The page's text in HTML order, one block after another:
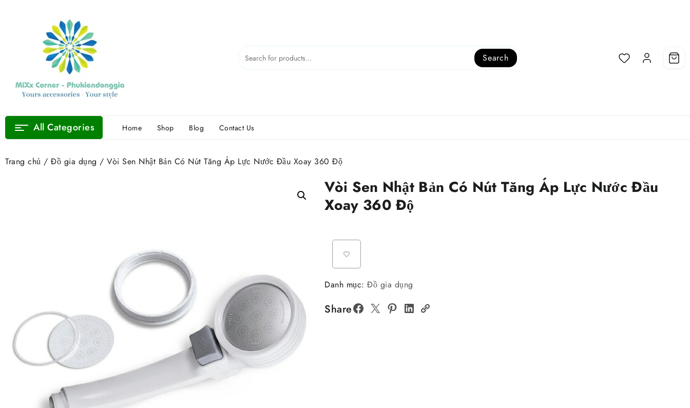
Search
All Categories Home Shop Blog Contact Us
Trang chủ / Đồ gia dụng / Vòi Sen Nhật Bản Có Nút Tăng Áp Lực Nước Đầu Xoay 360 Độ
Vòi Sen Nhật Bản Có Nút Tăng Áp Lực Nước Đầu
Xoay 360 Độ
Danh mục:Đồ gia dụng
Share